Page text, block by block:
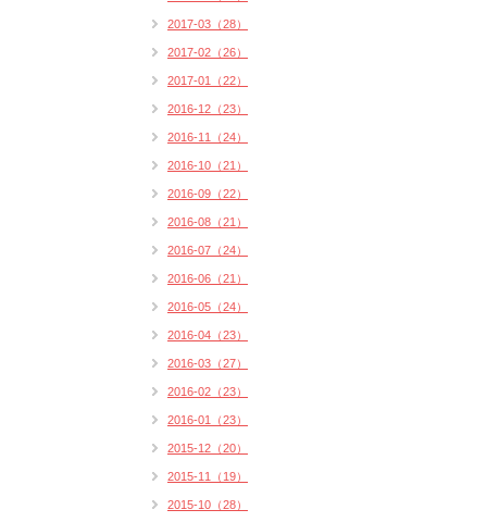
2017-03（28）
2017-02（26）
2017-01（22）
2016-12（23）
2016-11（24）
2016-10（21）
2016-09（22）
2016-08（21）
2016-07（24）
2016-06（21）
2016-05（24）
2016-04（23）
2016-03（27）
2016-02（23）
2016-01（23）
2015-12（20）
2015-11（19）
2015-10（28）